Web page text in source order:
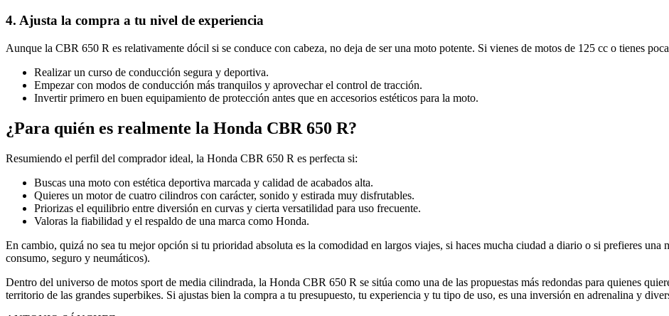
4. Ajusta la compra a tu nivel de experiencia
Aunque la CBR 650 R es relativamente dócil si se conduce con cabeza, no deja de ser una moto potente. Si vienes de motos de 125 cc o tienes
Realizar un curso de conducción segura y deportiva.
Empezar con modos de conducción más tranquilos y aprovechar el control de tracción.
Invertir primero en buen equipamiento de protección antes que en accesorios estéticos para la moto.
¿Para quién es realmente la Honda CBR 650 R?
Resumiendo el perfil del comprador ideal, la Honda CBR 650 R es perfecta si:
Buscas una moto con estética deportiva marcada y calidad de acabados alta.
Quieres un motor de cuatro cilindros con carácter, sonido y estirada muy disfrutables.
Priorizas el equilibrio entre diversión en curvas y cierta versatilidad para uso frecuente.
Valoras la fiabilidad y el respaldo de una marca como Honda.
En cambio, quizá no sea tu mejor opción si tu prioridad absoluta es la comodidad en largos viajes, si haces mucha ciudad a diario o si prefieres una
consumo, seguro y neumáticos).
Dentro del universo de motos sport de media cilindrada, la Honda CBR 650 R se sitúa como una de las propuestas más redondas para quienes
territorio de las grandes superbikes. Si ajustas bien la compra a tu presupuesto, tu experiencia y tu tipo de uso, es una inversión en adrenalina y